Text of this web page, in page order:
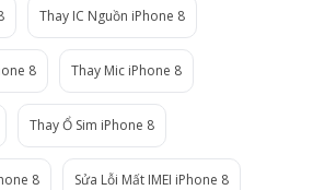
Thay IC Nguồn iPhone 8
8 Thay Mic iPhone 8
Thay Ổ Sim iPhone 8
8 Sửa Lỗi Mất IMEI iPhone 8